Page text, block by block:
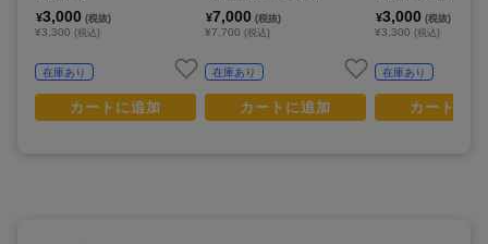
¥3,000 (税抜)
¥3,300 (税込)
在庫あり
カートに追加
¥7,000 (税抜)
¥7,700 (税込)
在庫あり
カートに追加
¥3,000 (税抜)
¥3,300 (税込)
在庫あり
カートに